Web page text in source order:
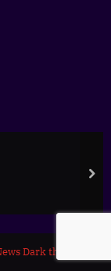
Dark theme